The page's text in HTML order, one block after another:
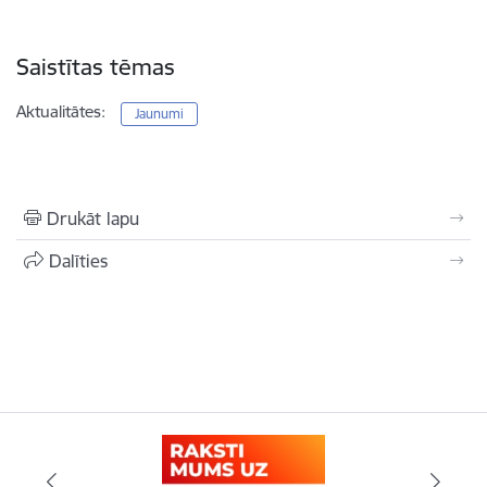
Saistītas tēmas
Aktualitātes: Jaunumi
Drukāt lapu
Dalīties